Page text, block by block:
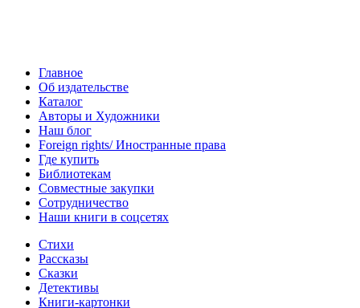
Главное
Об издательстве
Каталог
Авторы и Художники
Наш блог
Foreign rights/ Иностранные права
Где купить
Библиотекам
Совместные закупки
Сотрудничество
Наши книги в соцсетях
Стихи
Рассказы
Сказки
Детективы
Книги-картонки